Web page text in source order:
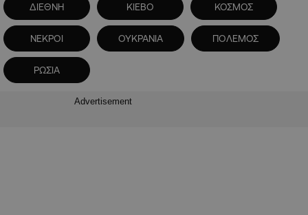
ΔΙΕΘΝΗ ΚΙΕΒΟ ΚΟΣΜΟΣ
ΝΕΚΡΟΙ ΟΥΚΡΑΝΙΑ ΠΟΛΕΜΟΣ
ΡΩΣΙΑ
Advertisement